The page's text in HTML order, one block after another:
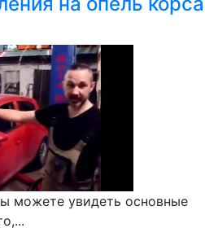
можете увидеть основные